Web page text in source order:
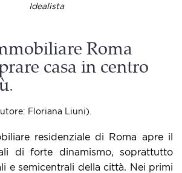
Idealista
Roma
casa in centro
Floriana Liuni).
residenziale di Roma apre il
di forte dinamismo, soprattutto
e semicentrali della città. Nei primi